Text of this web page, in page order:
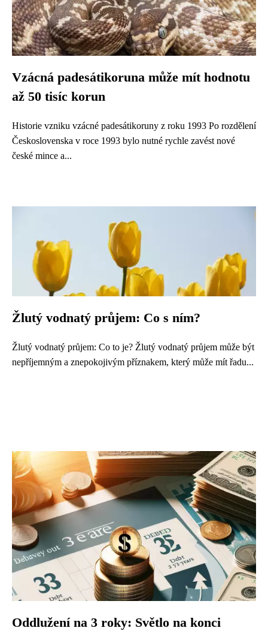
Vzácná padesátikoruna může mít hodnotu
až 50 tisíc korun
Historie vzniku vzácné padesátikoruny z roku 1993 Po rozdělení
Československa v roce 1993 bylo nutné rychle zavést nové
české mince a...
Žlutý vodnatý průjem: Co s ním?
Žlutý vodnatý průjem: Co to je? Žlutý vodnatý průjem může být
nepříjemným a znepokojivým příznakem, který může mít řadu...
Oddlužení na 3 roky: Světlo na konci